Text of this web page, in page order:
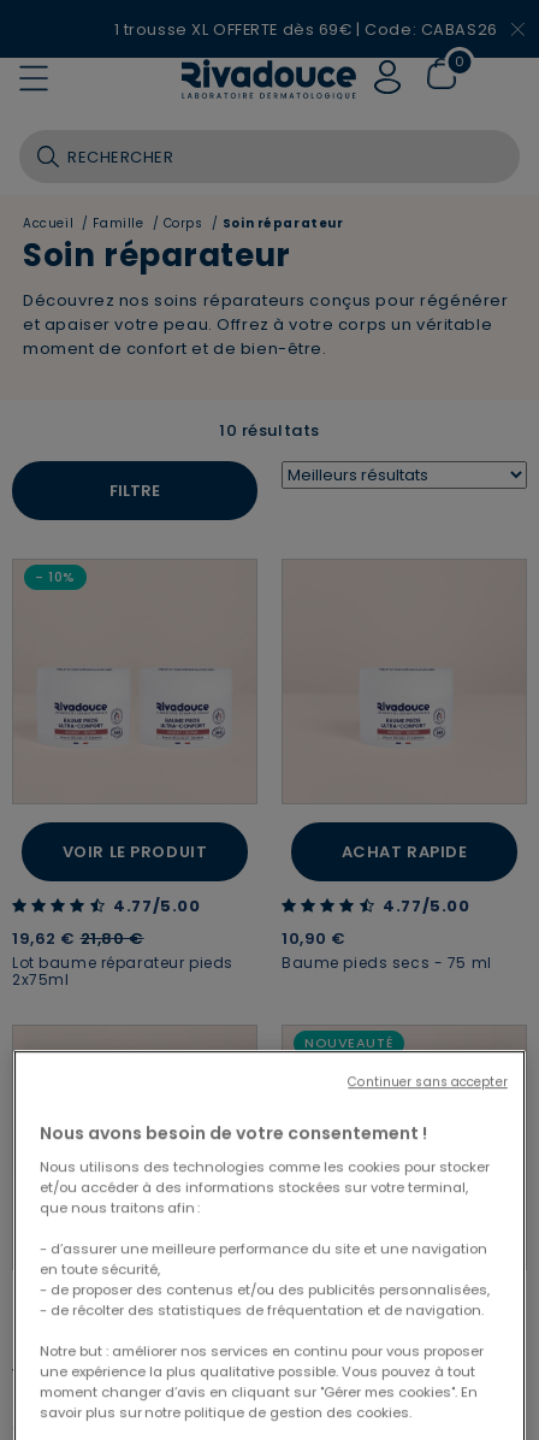
1 trousse XL OFFERTE dès 69€ | Code: CABAS26
0
Accueil / Famille / Corps / Soin réparateur
Soin réparateur
Découvrez nos soins réparateurs conçus pour régénérer
et apaiser votre peau. Offrez à votre corps un véritable
moment de confort et de bien-être.
10 résultats
FILTRE
- 10%
VOIR LE PRODUIT
4.77 out of 5 Customer Rating
4.77/5.00
19,62 €Price reduced from
21,80 €to
Lot baume réparateur pieds
2x75ml
ACHAT RAPIDE
4.77 out of 5 Customer Rating
4.77/5.00
10,90 €
Baume pieds secs - 75 ml
ACHAT RAPIDE
4.73 out of 5 Customer Rating
4.73/5.00
9,90 €
Cica-r - 40 ml
NOUVEAUTÉ
ACHAT RAPIDE
4.82 out of 5 Customer Rating
4.82/5.00
12,90 €
Nous avons besoin de votre consentement !
Nous utilisons des technologies comme les cookies pour stocker
et/ou accéder à des informations stockées sur votre terminal,
que nous traitons afin :
- d’assurer une meilleure performance du site et une navigation
en toute sécurité,
- de proposer des contenus et/ou des publicités personnalisées,
- de récolter des statistiques de fréquentation et de navigation.
Notre but : améliorer nos services en continu pour vous proposer
une expérience la plus qualitative possible. Vous pouvez à tout
moment changer d’avis en cliquant sur "Gérer mes cookies". En
savoir plus sur notre politique de gestion des cookies.
Continuer sans accepter